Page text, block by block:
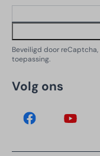
Beveiligd door reCaptcha,
toepassing.
Volg ons